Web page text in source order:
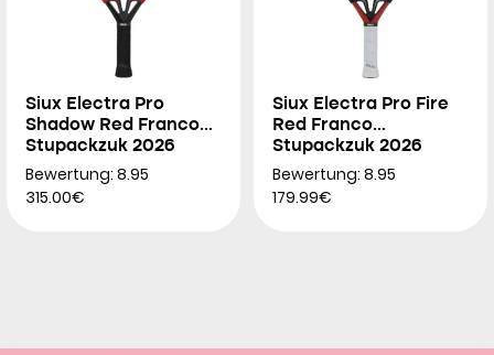
Siux Electra Pro
Shadow Red Franco
Stupackzuk 2026
Bewertung: 8.95
315.00€
Siux Electra Pro Fire
Red Franco
Stupackzuk 2026
Bewertung: 8.95
179.99€